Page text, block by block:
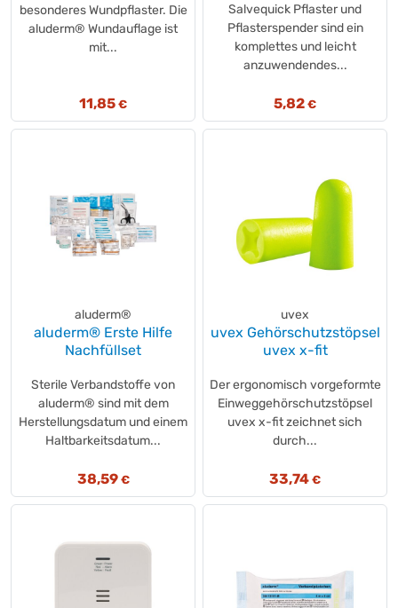
besonderes Wundpflaster. Die
aluderm® Wundauflage ist
mit...
11,85 €
Salvequick Pflaster und
Pflasterspender sind ein
komplettes und leicht
anzuwendendes...
5,82 €
aluderm®
aluderm® Erste Hilfe
Nachfüllset
Sterile Verbandstoffe von
aluderm® sind mit dem
Herstellungsdatum und einem
Haltbarkeitsdatum...
38,59€
uvex
uvex Gehörschutzstöpsel
uvex x-fit
Der ergonomisch vorgeformte
Einweggehörschutzstöpsel
uvex x-fit zeichnet sich
durch...
33,74 €